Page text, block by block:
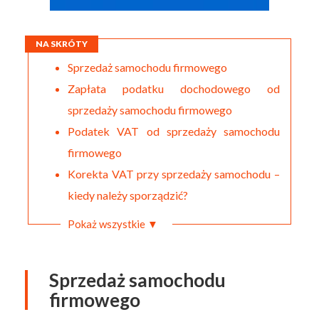
NA SKRÓTY
Sprzedaż samochodu firmowego
Zapłata podatku dochodowego od
sprzedaży samochodu firmowego
Podatek VAT od sprzedaży samochodu
firmowego
Korekta VAT przy sprzedaży samochodu –
kiedy należy sporządzić?
Pokaż wszystkie ▼
Sprzedaż samochodu
firmowego